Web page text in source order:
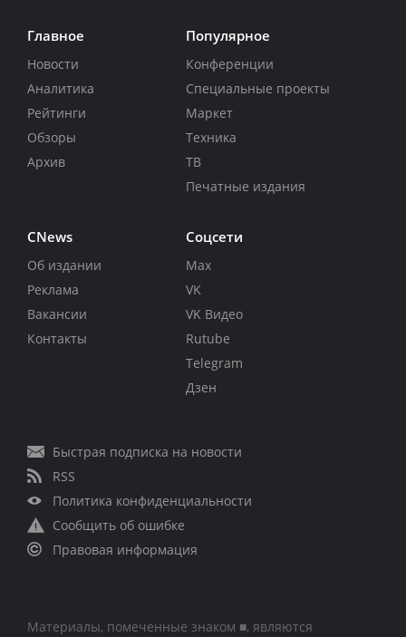
Главное
Новости
Аналитика
Рейтинги
Обзоры
Архив
Популярное
Конференции
Специальные проекты
Маркет
Техника
ТВ
Печатные издания
CNews
Об издании
Реклама
Вакансии
Контакты
Соцсети
Max
VK
VK Видео
Rutube
Telegram
Дзен
Быстрая подписка на новости
RSS
Политика конфиденциальности
Сообщить об ошибке
Правовая информация
Материалы, помеченные знаком ■, являются